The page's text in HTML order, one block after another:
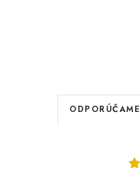
R
a
ODPORÚČAME